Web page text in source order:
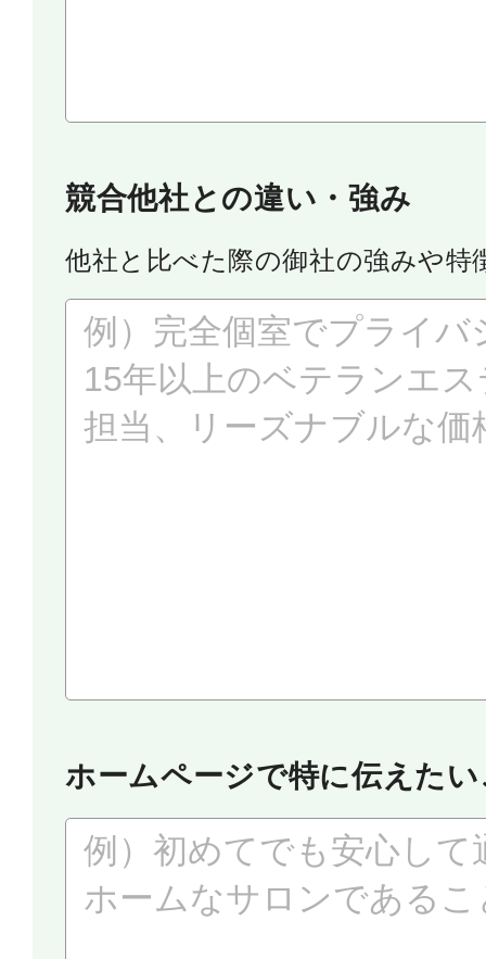
競合他社との違い・強み
他社と比べた際の御社の強みや特
ホームページで特に伝えた